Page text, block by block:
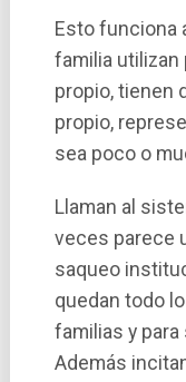
Esto funciona
familia utilizan
propio, tienen
propio,
sea poco o
Llaman al
veces parece
saqueo
quedan todo
familias y
Además